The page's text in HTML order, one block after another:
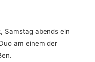
Samstag abends ein
am einem der